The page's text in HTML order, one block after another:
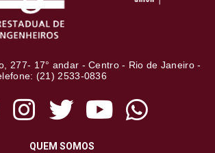
277- 17° andar - Centro - Rio de Janeiro -
(21) 2533-0836
QUEM SOMOS